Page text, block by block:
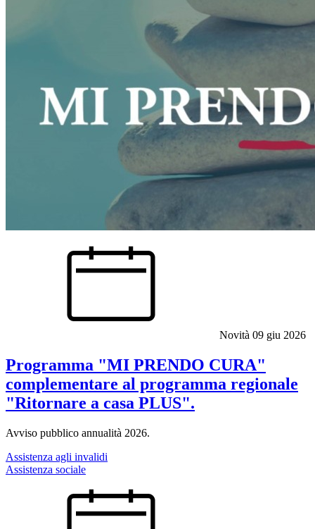
Novità 09 giu 2026
Programma "MI PRENDO CURA"
complementare al programma regionale
"Ritornare a casa PLUS".
Avviso pubblico annualità 2026.
Assistenza agli invalidi
Assistenza sociale